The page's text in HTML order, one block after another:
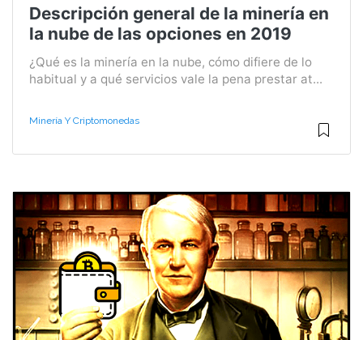
Descripción general de la minería en
la nube de las opciones en 2019
¿Qué es la minería en la nube, cómo difiere de lo
habitual y a qué servicios vale la pena prestar at...
Minería Y Criptomonedas